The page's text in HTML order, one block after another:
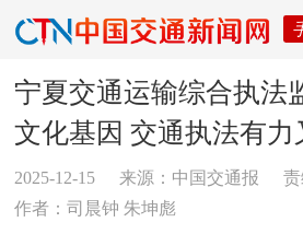
宁夏交通运输综合执法
文化基因 交通执法有力
2025-12-15 来源：中国交通报
作者：司晨钟 朱坤彪